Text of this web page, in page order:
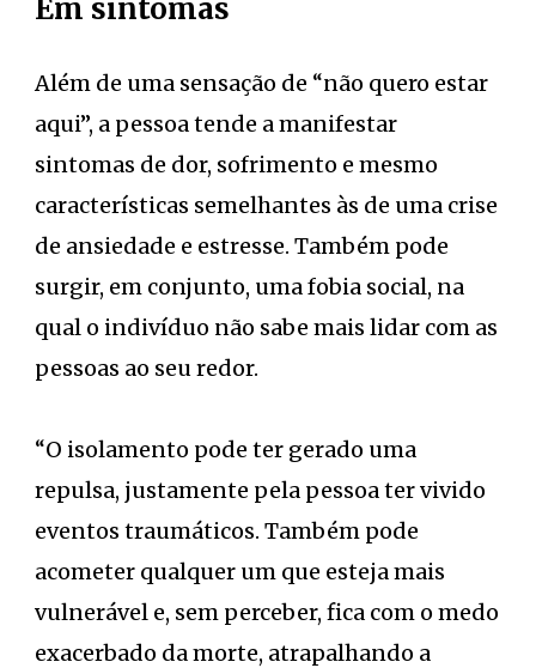
Em sintomas
Além de uma sensação de “não quero estar
aqui”, a pessoa tende a manifestar
sintomas de dor, sofrimento e mesmo
características semelhantes às de uma crise
de ansiedade e estresse. Também pode
surgir, em conjunto, uma fobia social, na
qual o indivíduo não sabe mais lidar com as
pessoas ao seu redor.
“O isolamento pode ter gerado uma
repulsa, justamente pela pessoa ter vivido
eventos traumáticos. Também pode
acometer qualquer um que esteja mais
vulnerável e, sem perceber, fica com o medo
exacerbado da morte, atrapalhando a